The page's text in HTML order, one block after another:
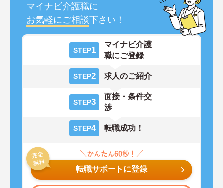
マイナビ介護職に
お気軽にご相談下さい！
STEP1
マイナビ介護
職にご登録
STEP2 求人のご紹介
STEP3
面接・条件交
渉
STEP4 転職成功！
転職サポートに登録